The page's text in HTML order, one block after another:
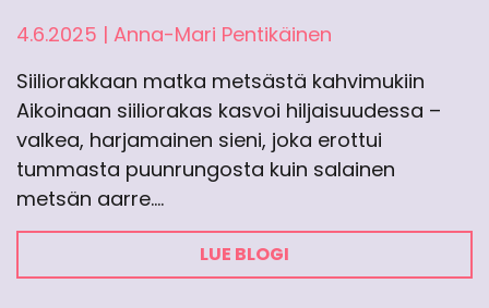
4.6.2025 | Anna-Mari Pentikäinen
Siiliorakkaan matka metsästä kahvimukiin
Aikoinaan siiliorakas kasvoi hiljaisuudessa –
valkea, harjamainen sieni, joka erottui
tummasta puunrungosta kuin salainen
metsän aarre.…
LUE BLOGI